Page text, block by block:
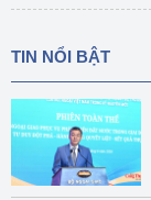
TIN NỔI BẬT